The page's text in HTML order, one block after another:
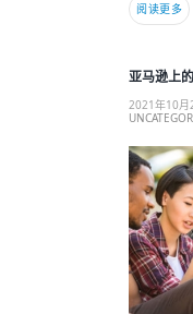
阅读更多
亚马逊上
2021年10月